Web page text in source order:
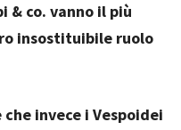
& co. vanno il più
insostituibile ruolo
invece i Vespoidei